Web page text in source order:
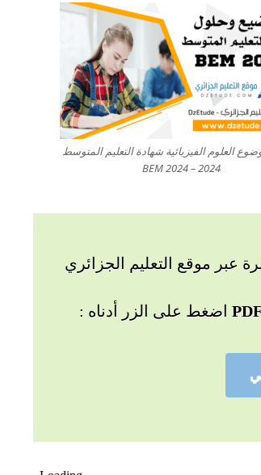
العلوم الفيزيائية شهادة التعليم المتوسط
2024 – BEM 2024
عبر موقع التعليم الجزائري
اضغط على الزر أدناه :